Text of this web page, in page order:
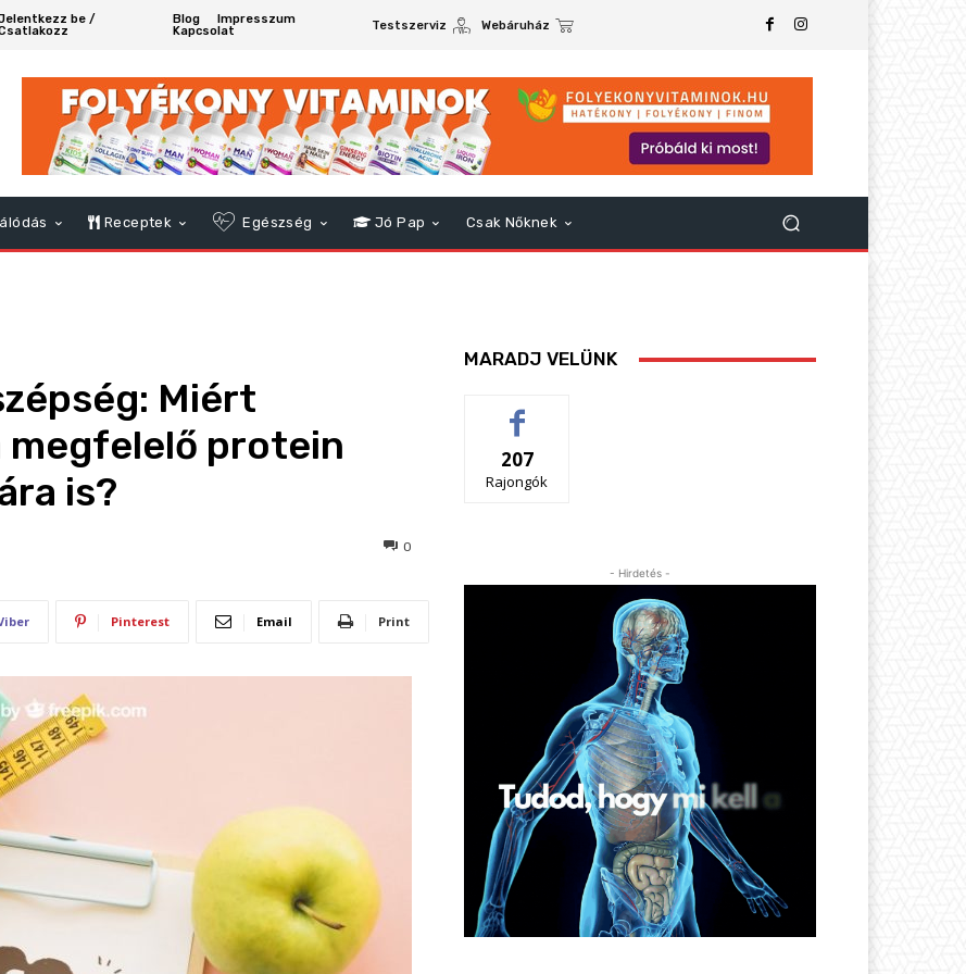
be /
Blog
Impresszum
Kapcsolat
Testszerviz Webáruház
Receptek Egészség Jó Pap Csak Nőknek
Miért
protein
is?
0
Pinterest Email Print
MARADJ VELÜNK
207
Rajongók
- Hirdetés -